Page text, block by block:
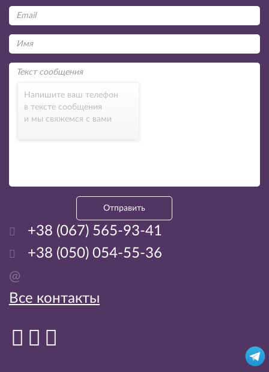
Напишите ваш телефон
в тексте сообщения
и мы свяжемся с вами
Отправить
+38 (067) 565-93-41
+38 (050) 054-55-36
@
Все контакты